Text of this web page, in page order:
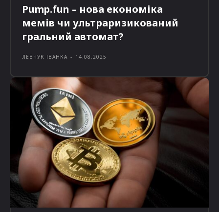
Pump.fun – нова економіка
мемів чи ультраризикований
гральний автомат?
ЛЕВЧУК ІВАНКА - 14.08.2025